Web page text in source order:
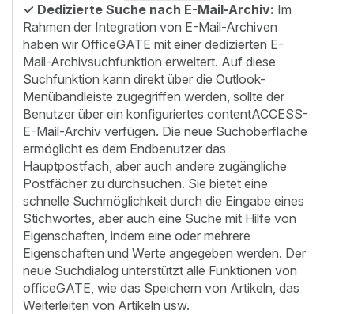
✓ Dedizierte Suche nach E-Mail-Archiv: Im
Rahmen der Integration von E-Mail-Archiven
haben wir OfficeGATE mit einer dedizierten E-
Mail-Archivsuchfunktion erweitert. Auf diese
Suchfunktion kann direkt über die Outlook-
Menübandleiste zugegriffen werden, sollte der
Benutzer über ein konfiguriertes contentACCESS-
E-Mail-Archiv verfügen. Die neue Suchoberfläche
ermöglicht es dem Endbenutzer das
Hauptpostfach, aber auch andere zugängliche
Postfächer zu durchsuchen. Sie bietet eine
schnelle Suchmöglichkeit durch die Eingabe eines
Stichwortes, aber auch eine Suche mit Hilfe von
Eigenschaften, indem eine oder mehrere
Eigenschaften und Werte angegeben werden. Der
neue Suchdialog unterstützt alle Funktionen von
officeGATE, wie das Speichern von Artikeln, das
Weiterleiten von Artikeln usw.